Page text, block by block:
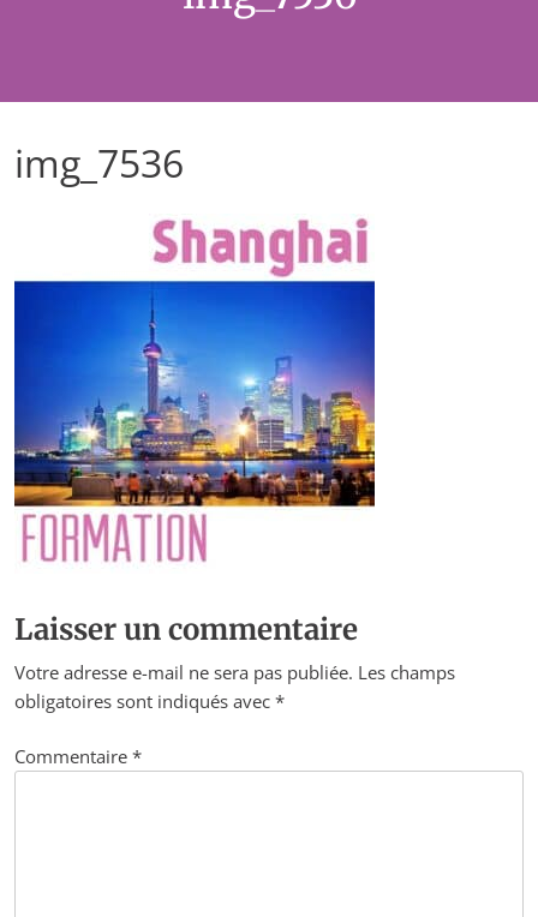
img_7536
Laisser un commentaire
Votre adresse e-mail ne sera pas publiée. Les champs
obligatoires sont indiqués avec *
Commentaire *